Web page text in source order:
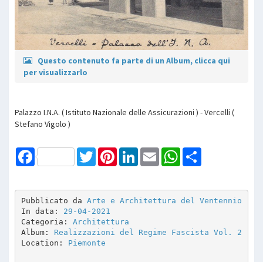
Questo contenuto fa parte di un Album, clicca qui
per visualizzarlo
Palazzo I.N.A. ( Istituto Nazionale delle Assicurazioni ) - Vercelli (
Stefano Vigolo )
Facebook TwitterPinterestLinkedInEmail WhatsApp
Pubblicato da Arte e Architettura del Ventennio
In data: 29-04-2021
Categoria: Architettura
Album: Realizzazioni del Regime Fascista Vol. 2
Location: Piemonte